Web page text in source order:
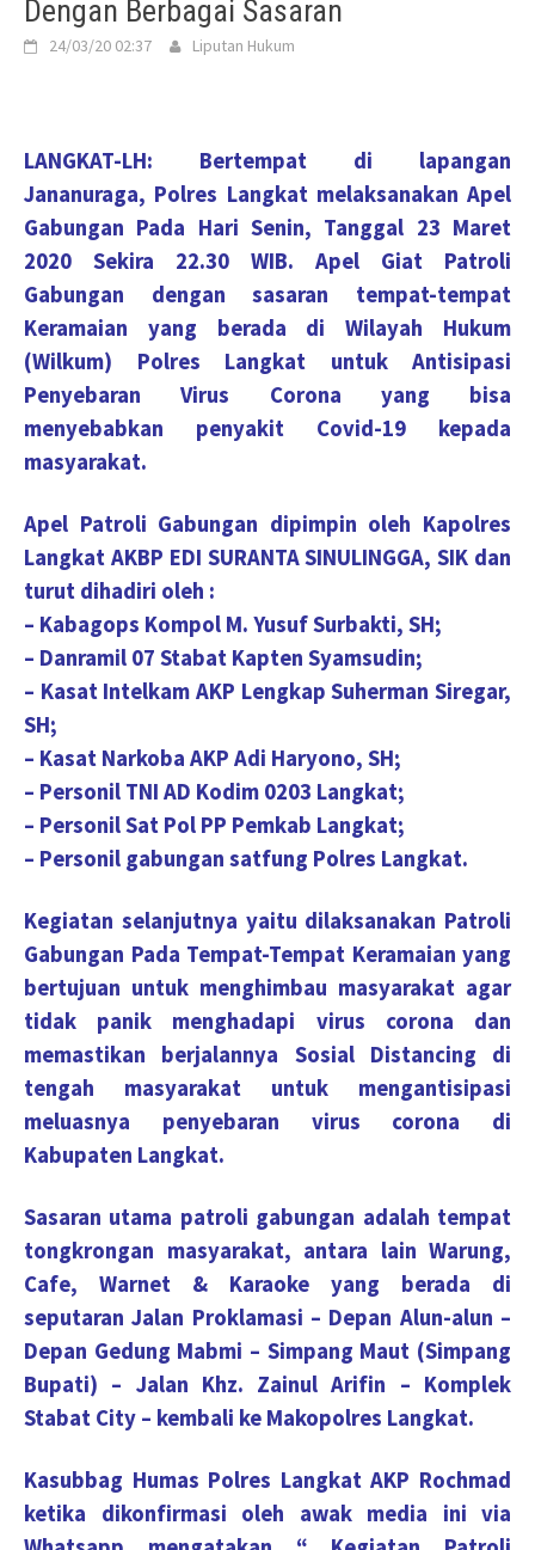
Dengan Berbagai Sasaran
24/03/20 02:37 Liputan Hukum
LANGKAT-LH: Bertempat di lapangan
Jananuraga, Polres Langkat melaksanakan Apel
Gabungan Pada Hari Senin, Tanggal 23 Maret
2020 Sekira 22.30 WIB. Apel Giat Patroli
Gabungan dengan sasaran tempat-tempat
Keramaian yang berada di Wilayah Hukum
(Wilkum) Polres Langkat untuk Antisipasi
Penyebaran Virus Corona yang bisa
menyebabkan penyakit Covid-19 kepada
masyarakat.
Apel Patroli Gabungan dipimpin oleh Kapolres
Langkat AKBP EDI SURANTA SINULINGGA, SIK dan
turut dihadiri oleh :
– Kabagops Kompol M. Yusuf Surbakti, SH;
– Danramil 07 Stabat Kapten Syamsudin;
– Kasat Intelkam AKP Lengkap Suherman Siregar,
SH;
– Kasat Narkoba AKP Adi Haryono, SH;
– Personil TNI AD Kodim 0203 Langkat;
– Personil Sat Pol PP Pemkab Langkat;
– Personil gabungan satfung Polres Langkat.
Kegiatan selanjutnya yaitu dilaksanakan Patroli
Gabungan Pada Tempat-Tempat Keramaian yang
bertujuan untuk menghimbau masyarakat agar
tidak panik menghadapi virus corona dan
memastikan berjalannya Sosial Distancing di
tengah masyarakat untuk mengantisipasi
meluasnya penyebaran virus corona di
Kabupaten Langkat.
Sasaran utama patroli gabungan adalah tempat
tongkrongan masyarakat, antara lain Warung,
Cafe, Warnet & Karaoke yang berada di
seputaran Jalan Proklamasi – Depan Alun-alun –
Depan Gedung Mabmi – Simpang Maut (Simpang
Bupati) – Jalan Khz. Zainul Arifin – Komplek
Stabat City – kembali ke Makopolres Langkat.
Kasubbag Humas Polres Langkat AKP Rochmad
ketika dikonfirmasi oleh awak media ini via